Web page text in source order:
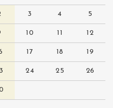
3 4 5
10 11 12
17 18 19
24 25 26